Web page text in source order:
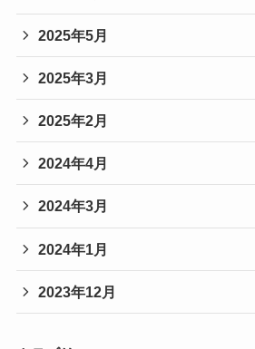
2025年5月
2025年3月
2025年2月
2024年4月
2024年3月
2024年1月
2023年12月